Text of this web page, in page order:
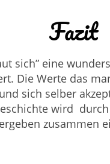
Fazit
sich” eine
Die Werte das
sich selber
wird
zusammen